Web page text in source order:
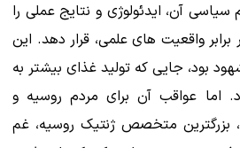
آن، ایدئولوژی و نتایج عملی را
واقعیت های علمی، قرار دهد. این
بود، جایی که تولید غذای بیشتر به
اما عواقب آن برای مردم روسیه و
بزرگترین متخصص ژنتیک روسیه، غم